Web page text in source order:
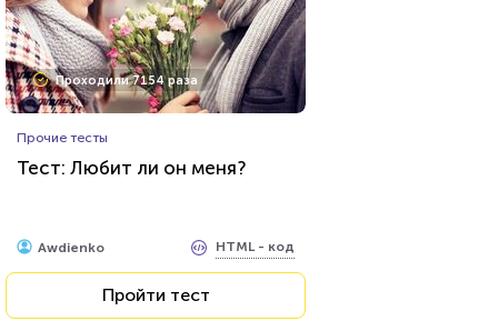
Проходили 7154 раза
Прочие тесты
Тест: Любит ли он меня?
Awdienko HTML - код
Пройти тест